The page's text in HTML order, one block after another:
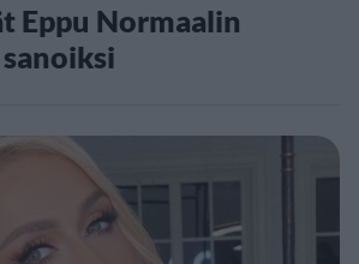
Eppu Normaalin